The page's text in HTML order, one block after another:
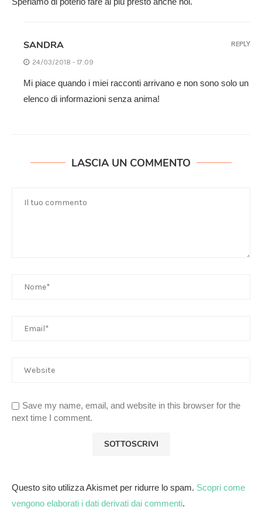
SANDRA
24/03/2018 - 17:09
Mi piace quando i miei racconti arrivano e non sono solo un
elenco di informazioni senza anima!
REPLY
LASCIA UN COMMENTO
Save my name, email, and website in this browser for the
next time I comment.
Questo sito utilizza Akismet per ridurre lo spam. Scopri come
vengono elaborati i dati derivati dai commenti.